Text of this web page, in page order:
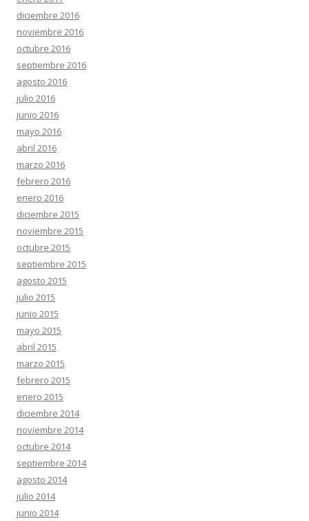
diciembre 2016
noviembre 2016
octubre 2016
septiembre 2016
agosto 2016
julio 2016
junio 2016
mayo 2016
abril 2016
marzo 2016
febrero 2016
enero 2016
diciembre 2015
noviembre 2015
octubre 2015
septiembre 2015
agosto 2015
julio 2015
junio 2015
mayo 2015
abril 2015
marzo 2015
febrero 2015
enero 2015
diciembre 2014
noviembre 2014
octubre 2014
septiembre 2014
agosto 2014
julio 2014
junio 2014